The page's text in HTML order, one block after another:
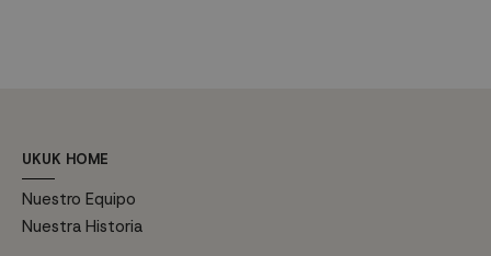
UKUK HOME
Nuestro Equipo
Nuestra Historia